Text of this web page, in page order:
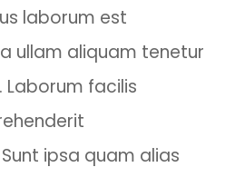
laborum est
ullam aliquam tenetur
Laborum facilis
ipsa quam alias